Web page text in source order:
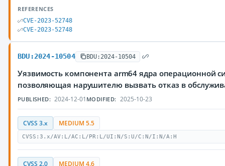
REFERENCES
CVE-2023-52748
CVE-2023-52748
BDU:2024-10504 BDU:2024-10504
Уязвимость компонента arm64 ядра операционной
позволяющая нарушителю вызвать отказ в
PUBLISHED: 2024-12-01 MODIFIED: 2025-10-23
CVSS 3.x MEDIUM 5.5
CVSS:3.x/AV:L/AC:L/PR:L/UI:N/S:U/C:N/I:N/A:H
CVSS 2.0 MEDIUM 4.6